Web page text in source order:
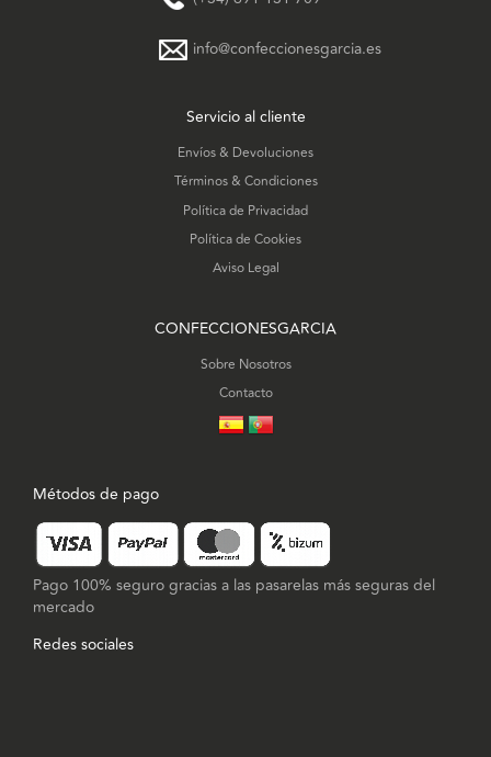
info@confeccionesgarcia.es
Servicio al cliente
Envíos & Devoluciones
Términos & Condiciones
Política de Privacidad
Política de Cookies
Aviso Legal
CONFECCIONESGARCIA
Sobre Nosotros
Contacto
Métodos de pago
Pago 100% seguro gracias a las pasarelas más seguras del
mercado
Redes sociales